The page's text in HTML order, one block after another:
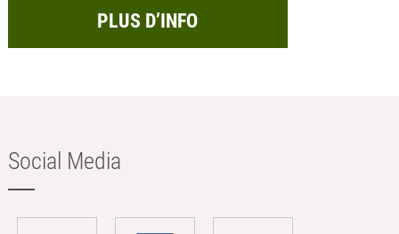
PLUS D’INFO
Social Media